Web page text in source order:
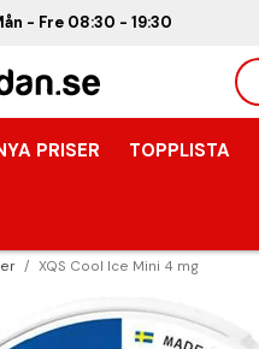
- Fre 08:30 - 19:30
PRISER TOPPLISTA
/ XQS Cool Ice Mini 4 mg